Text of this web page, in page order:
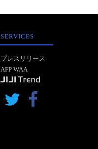
SERVICES
プレスリリース
AFP WAA